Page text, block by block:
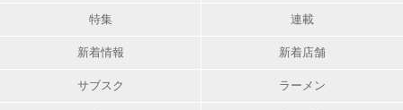
特集 連載
新着情報 新着店舗
サブスク ラーメン